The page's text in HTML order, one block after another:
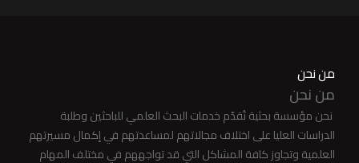
من نحن
من نحن
نحن مؤسسة بحثية تُقدّم خدمات البحث العلمي للباحثين وطلبة
الدراسات العليا على اختلاف مجالاتهم لمساعدتهم في إكمال مسيرتهم
العلمية وتجاوز كافة المشاكل التي قد تواجههم في مختلف المهام